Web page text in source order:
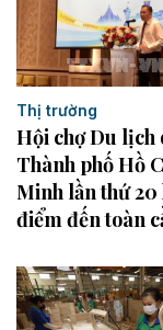
Thị trường
Hội chợ Du lịch
Thành phố Hồ
Minh lần thứ 20
điểm đến toàn